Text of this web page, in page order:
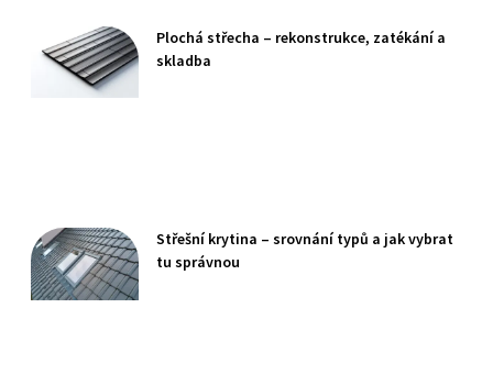
Plochá střecha – rekonstrukce, zatékání a
skladba
Střešní krytina – srovnání typů a jak vybrat
tu správnou